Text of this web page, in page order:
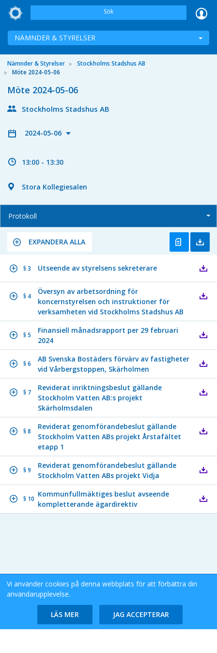
Sök
NÄMNDER & STYRELSER
Nämnder & Styrelser
Stockholms Stadshus AB
Möte 2024-05-06
Möte 2024-05-06
Stockholms Stadshus AB
2024-05-06
13:00 - 13:30
Stora Kollegiesalen
Protokoll
EXPANDERA ALLA
§ 3 Utseende av styrelsens sekreterare
§ 4
Översyn av arbetsordning för
koncernstyrelsen och instruktioner för
verksamheten vid Stockholms Stadshus AB
§ 5
Finansiell månadsrapport per 29 februari
2024
§ 6
AB Svenska Bostäders förvärv av fastigheter
vid Vårbergstoppen, Skärholmen
§ 7
Reviderat inriktningsbeslut gällande
Stockholm Vatten AB:s projekt
Skärholmsdalen
§ 8
Reviderat genomförandebeslut gällande
Stockholm Vatten ABs projekt Årstafältet
etapp 1
§ 9
Reviderat genomförandebeslut gällande
Stockholm Vatten ABs projekt Vidja
§ 10
Kommunfullmäktiges beslut avseende
kompletterande ägardirektiv
Stockholms Stad eDok Meetings
Tillgänglighetsredogörelse
Vi använder cookies på denna webbplats för att förbättra din
användarupplevelse.